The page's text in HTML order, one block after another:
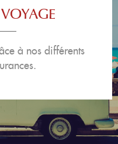
à nos différents